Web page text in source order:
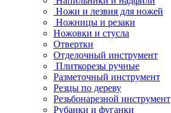
Ножи и лезвия для ножей
Ножницы и резаки
Ножовки и стусла
Отвертки
Отделочный инструмент
Плиткорезы ручные
Разметочный инструмент
Резцы по дереву
Резьбонарезной инструмент
Рубанки и фуганки